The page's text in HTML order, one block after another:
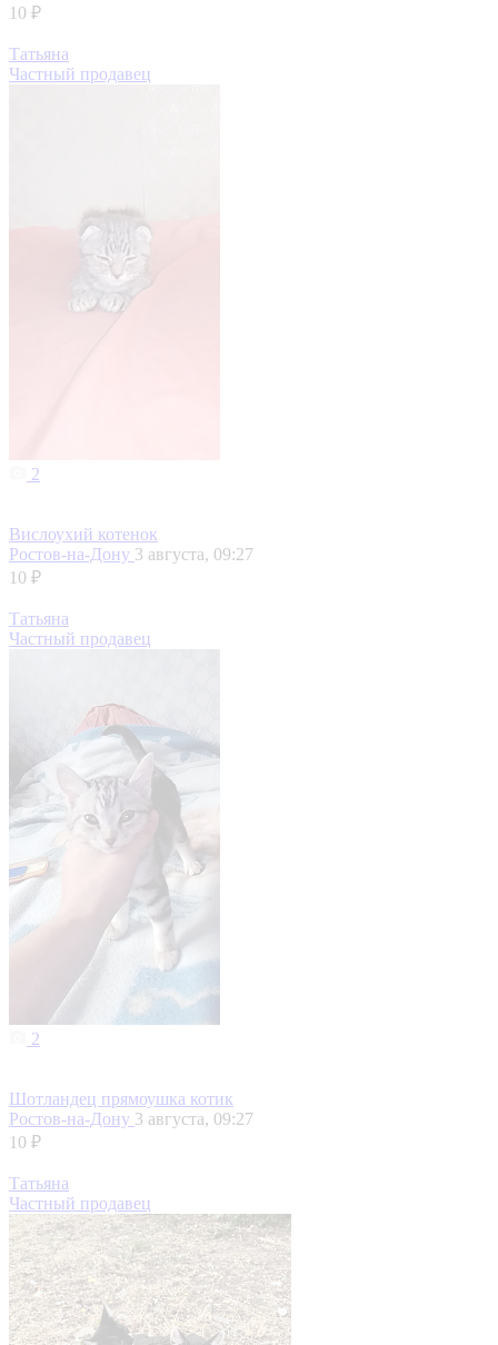
10 ₽
Татьяна
Частный продавец
2
Вислоухий котенок
Ростов-на-Дону 3 августа, 09:27
10 ₽
Татьяна
Частный продавец
2
Шотландец прямоушка котик
Ростов-на-Дону 3 августа, 09:27
10 ₽
Татьяна
Частный продавец